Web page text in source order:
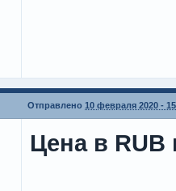
Отправлено 10 февраля 2020 -
Цена в RUB